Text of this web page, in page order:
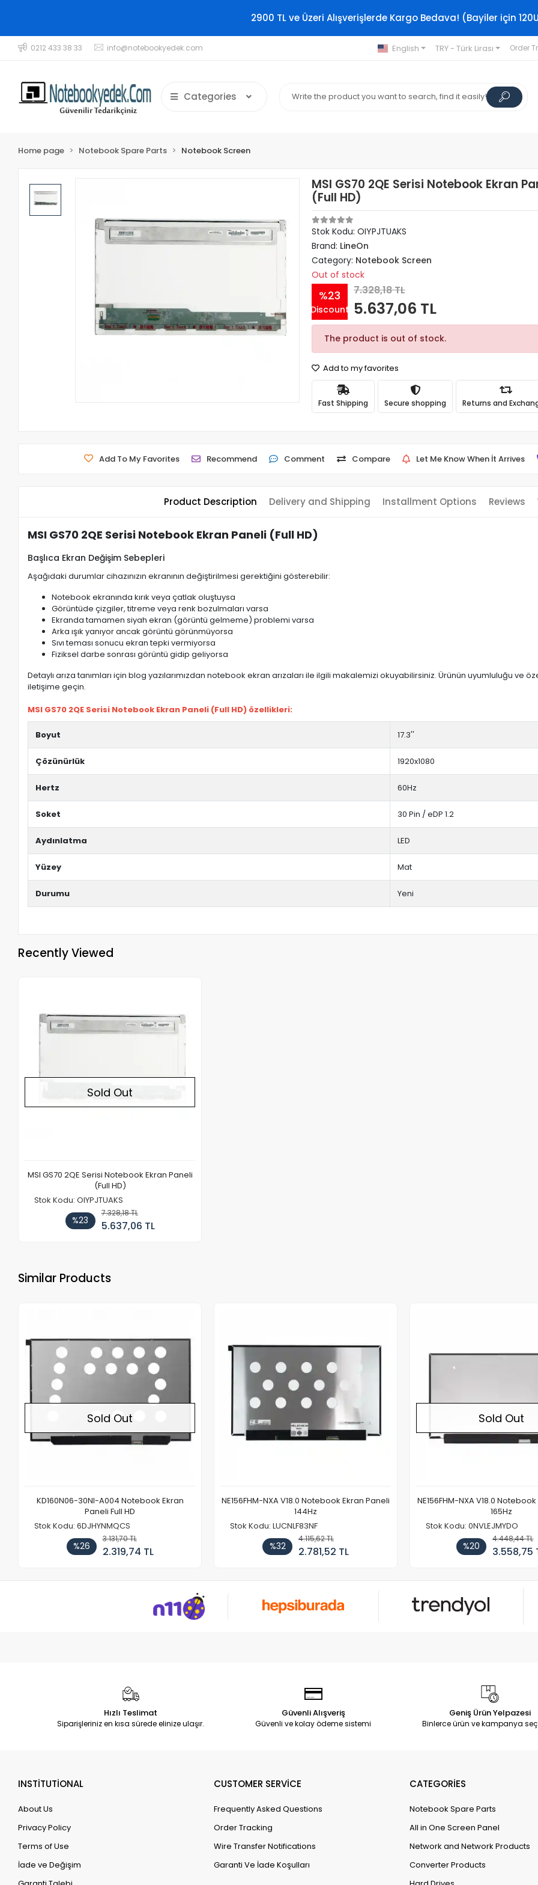
2900 TL ve Üzeri Alışverişlerde Kargo Bedava! (Bayiler için
0212 433 38 33 info@notebookyedek.com English TRY - Türk Lirası Order
Categories
Home page Notebook Spare Parts Notebook Screen
MSI GS70 2QE Serisi Notebook Ekran
(Full HD)
Stok Kodu: OIYPJTUAKS
Brand: LineOn
Category: Notebook Screen
Out of stock
%23
Discount
7.328,18 TL
5.637,06 TL
The product is out of stock.
Add to my favorites
Fast Shipping Secure shopping Returns and
Add To My Favorites Recommend Comment Compare Let Me Know When İt Arrives
Product Description Delivery and Shipping Installment Options Reviews
MSI GS70 2QE Serisi Notebook Ekran Paneli (Full HD)
Başlıca Ekran Değişim Sebepleri
Aşağıdaki durumlar cihazınızın ekranının değiştirilmesi gerektiğini gösterebilir:
Notebook ekranında kırık veya çatlak oluştuysa
Görüntüde çizgiler, titreme veya renk bozulmaları varsa
Ekranda tamamen siyah ekran (görüntü gelmeme) problemi varsa
Arka ışık yanıyor ancak görüntü görünmüyorsa
Sıvı teması sonucu ekran tepki vermiyorsa
Fiziksel darbe sonrası görüntü gidip geliyorsa
Detaylı arıza tanımları için blog yazılarımızdan notebook ekran arızaları ile ilgili makalemizi okuyabilirsiniz. Ürünün uyumluluğu
iletişime geçin.
MSI GS70 2QE Serisi Notebook Ekran Paneli (Full HD) özellikleri:
Boyut 17.3''
Çözünürlük 1920x1080
Hertz 60Hz
Soket 30 Pin / eDP 1.2
Aydınlatma LED
Yüzey Mat
Durumu Yeni
Recently Viewed
Sold Out
MSI GS70 2QE Serisi Notebook Ekran Paneli
(Full HD)
Stok Kodu: OIYPJTUAKS
%23
7.328,18 TL
5.637,06 TL
Similar Products
Sold Out
KD160N06-30NI-A004 Notebook Ekran
Paneli Full HD
Stok Kodu: 6DJHYNMQCS
%26
3.131,70 TL
2.319,74 TL
NE156FHM-NXA V18.0 Notebook Ekran Paneli
144Hz
Stok Kodu: LUCNLF83NF
%32
4.115,62 TL
2.781,52 TL
Sold Out
NE156FHM-NXA V18.0
165Hz
Stok Kodu: 0NVLEJMYDO
%20
4.448,44 TL
3.558,75
Hızlı Teslimat
Siparişleriniz en kısa sürede elinize ulaşır.
Güvenli Alışveriş
Güvenli ve kolay ödeme sistemi
Geniş Ürün Yelpazesi
Binlerce ürün ve kampanya
INSTİTUTİONAL
About Us
Privacy Policy
Terms of Use
İade ve Değişim
CUSTOMER SERVİCE
Frequently Asked Questions
Order Tracking
Wire Transfer Notifications
Garanti Ve İade Koşulları
CATEGORİES
Notebook Spare Parts
All in One Screen Panel
Network and Network Products
Converter Products